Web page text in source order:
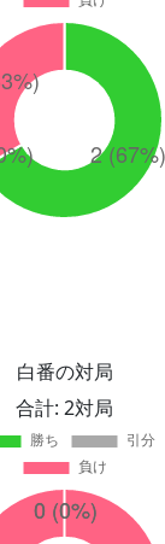
白番の対局
合計: 2対局